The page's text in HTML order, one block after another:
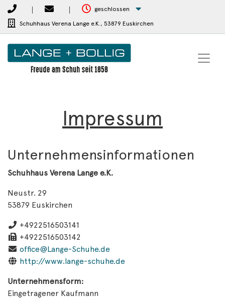
geschlossen
Schuhhaus Verena Lange e.K., 53879 Euskirchen
Impressum
Unternehmensinformationen
Schuhhaus Verena Lange e.K.
Neustr. 29
53879 Euskirchen
+4922516503141
+4922516503142
office@Lange-Schuhe.de
http://www.lange-schuhe.de
Unternehmensform:
Eingetragener Kaufmann